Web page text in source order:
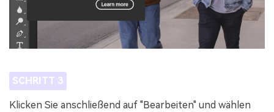
SCHRITT 3
Klicken Sie anschließend auf "Bearbeiten" und wählen